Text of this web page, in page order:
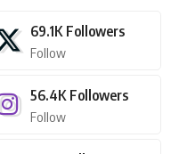
69.1K Followers
Follow
56.4K Followers
Follow